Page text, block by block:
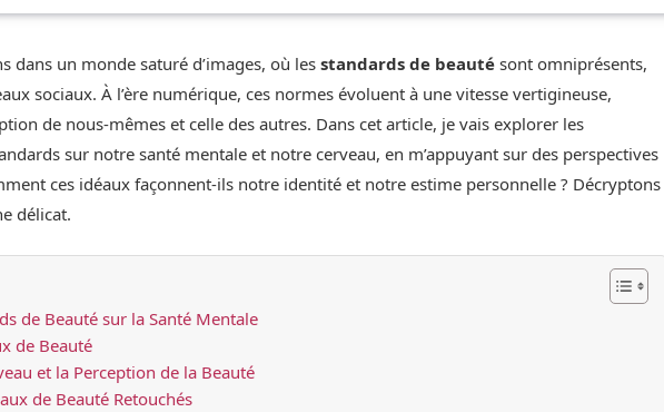
dans un monde saturé d’images, où lesstandards de beauté sont omniprésents,
sociaux. À l’ère numérique, ces normes évoluent à une vitesse vertigineuse,
de nous-mêmes et celle des autres. Dans cet article, je vais explorer les
sur notre santé mentale et notre cerveau, en m’appuyant sur des perspectives
ces idéaux façonnent-ils notre identité et notre estime personnelle ? Décryptons
délicat.
de Beauté sur la Santé Mentale
de Beauté
et la Perception de la Beauté
de Beauté Retouchés